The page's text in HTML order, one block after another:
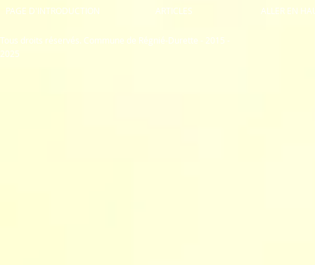
PAGE D'INTRODUCTION ARTICLES ALLER EN
Tous droits réservés. Commune de Régnié-Durette - 2015 -
2025